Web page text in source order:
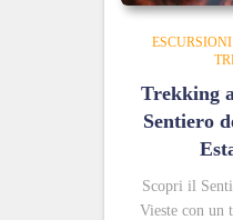
Trekking
Sentiero
Scopri il
Vieste con un